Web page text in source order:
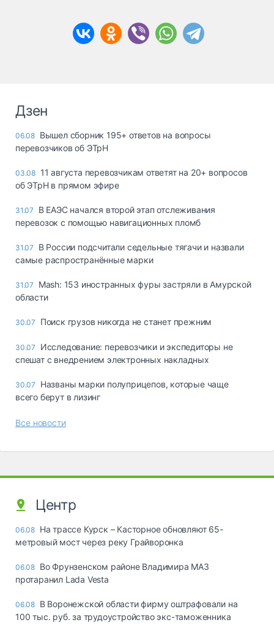
Дзен
06.08 Вышел сборник 195+ ответов на вопросы
перевозчиков об ЭТрН
03.08 11 августа перевозчикам ответят на 20+ вопросов
об ЭТрН в прямом эфире
31.07
В ЕАЭС начался второй этап отслеживания
перевозок с помощью навигационных пломб
31.07
В России подсчитали седельные тягачи и назвали
самые распространённые марки
31.07
Mash: 153 иностранных фуры застряли в Амурской
области
30.07 Поиск грузов никогда не станет прежним
30.07
Исследование: перевозчики и экспедиторы не
спешат с внедрением электронных накладных
30.07
Названы марки полуприцепов, которые чаще
всего берут в лизинг
Все новости
Центр
06.08 На трассе Курск – Касторное обновляют 65-
метровый мост через реку Грайворонка
06.08 Во Фрунзенском районе Владимира МАЗ
протаранил Lada Vesta
06.08 В Воронежской области фирму оштрафовали на
100 тыс. руб. за трудоустройство экс-таможенника